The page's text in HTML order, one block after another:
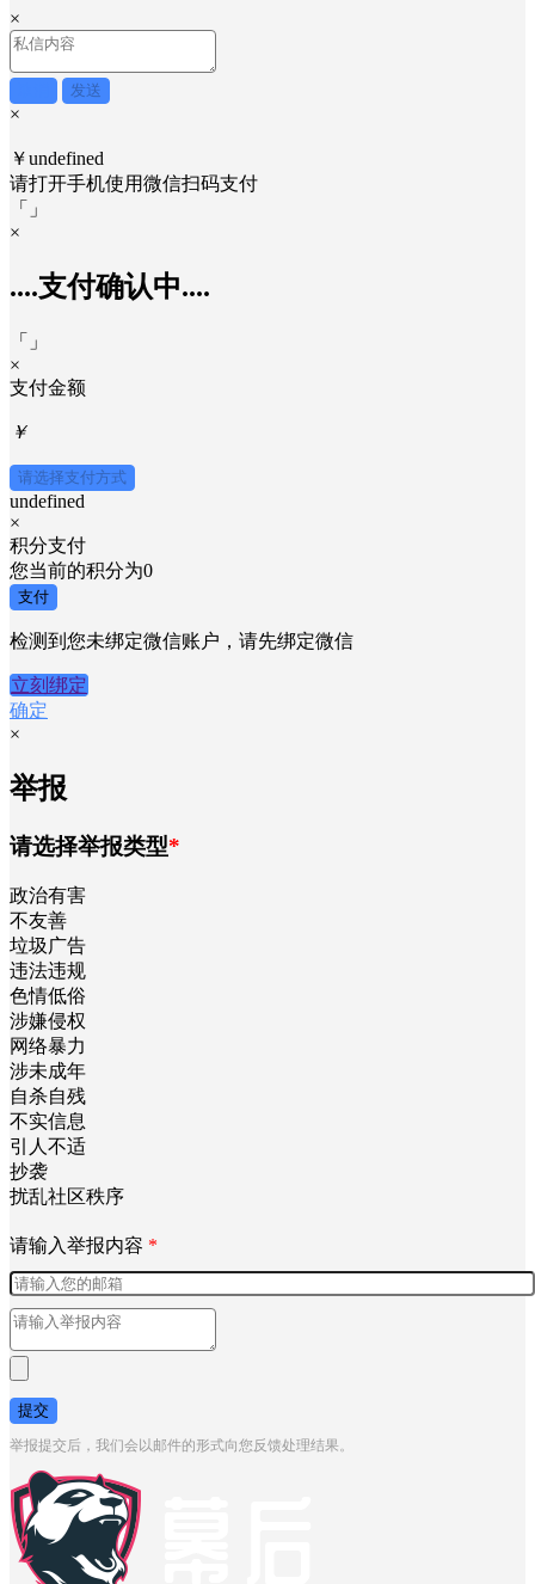
×
发送
×
￥undefined
请打开手机使用微信扫码支付
「
」
×
....支付确认中....
「
」
×
支付金额
￥
请选择支付方式
undefined
×
积分支付
您当前的积分为0
支付
检测到您未绑定微信账户，请先绑定微信
立刻绑定
确定
×
举报
请选择举报类型*
政治有害
不友善
垃圾广告
违法违规
色情低俗
涉嫌侵权
网络暴力
涉未成年
自杀自残
不实信息
引人不适
抄袭
扰乱社区秩序
请输入举报内容 *
提交
举报提交后，我们会以邮件的形式向您反馈处理结果。